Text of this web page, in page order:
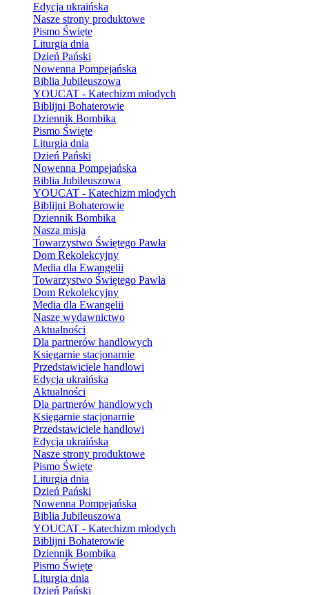
Edycja ukraińska
Nasze strony produktowe
Pismo Święte
Liturgia dnia
Dzień Pański
Nowenna Pompejańska
Biblia Jubileuszowa
YOUCAT - Katechizm młodych
Biblijni Bohaterowie
Dziennik Bombika
Pismo Święte
Liturgia dnia
Dzień Pański
Nowenna Pompejańska
Biblia Jubileuszowa
YOUCAT - Katechizm młodych
Biblijni Bohaterowie
Dziennik Bombika
Nasza misja
Towarzystwo Świętego Pawła
Dom Rekolekcyjny
Media dla Ewangelii
Towarzystwo Świętego Pawła
Dom Rekolekcyjny
Media dla Ewangelii
Nasze wydawnictwo
Aktualności
Dla partnerów handlowych
Księgarnie stacjonarnie
Przedstawiciele handlowi
Edycja ukraińska
Aktualności
Dla partnerów handlowych
Księgarnie stacjonarnie
Przedstawiciele handlowi
Edycja ukraińska
Nasze strony produktowe
Pismo Święte
Liturgia dnia
Dzień Pański
Nowenna Pompejańska
Biblia Jubileuszowa
YOUCAT - Katechizm młodych
Biblijni Bohaterowie
Dziennik Bombika
Pismo Święte
Liturgia dnia
Dzień Pański